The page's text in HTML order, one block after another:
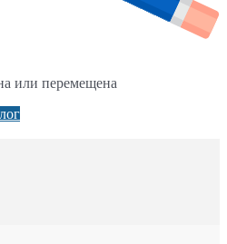
или перемещена